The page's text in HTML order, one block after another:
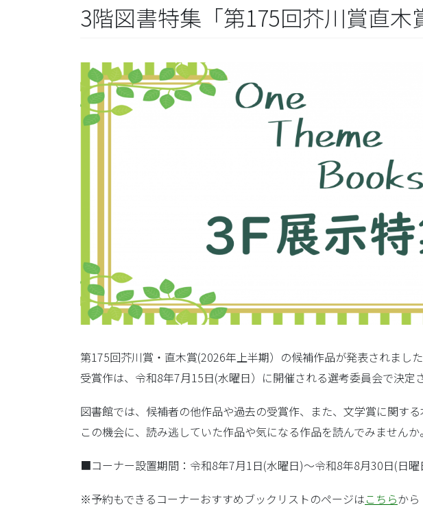
3階図書特集「第175回芥川賞直木
第175回芥川賞・直木賞(2026年上半期）の候補作品が発表されました
受賞作は、令和8年7月15日(水曜日）に開催される選考委員会で決定さ
図書館では、候補者の他作品や過去の受賞作、また、文学賞に関する
この機会に、読み逃していた作品や気になる作品を読んでみませんか。
■コーナー設置期間：令和8年7月1日(水曜日)～令和8年8月30日(日曜
※予約もできるコーナーおすすめブックリストのページはこちらから